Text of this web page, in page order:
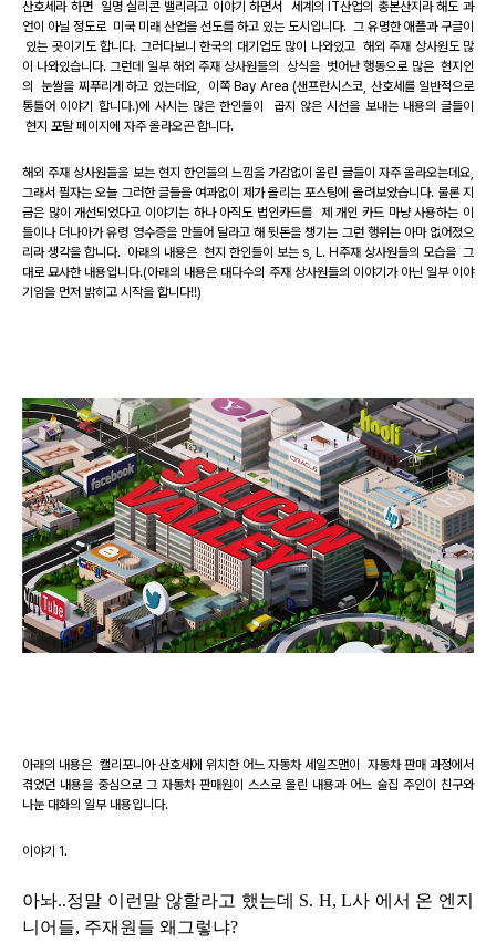
산호세라 하면 일명 실리콘 밸리라고 이야기 하면서 세계의 IT산업의 총본산지라 해도 과
언이 아닐 정도로 미국 미래 산업을 선도를 하고 있는 도시입니다. 그 유명한 애플과 구글이
있는 곳이기도 합니다. 그러다보니 한국의 대기업도 많이 나와있고 해외 주재 상사원도 많
이 나와있습니다. 그런데 일부 해외 주재 상사원들의 상식을 벗어난 행동으로 많은 현지인
의 눈쌀을 찌푸리게 하고 있는데요, 이쪽 Bay Area (샌프란시스코, 산호세를 일반적으로
통틀어 이야기 합니다.)에 사시는 많은 한인들이 곱지 않은 시선을 보내는 내용의 글들이
현지 포탈 페이지에 자주 올라오곤 합니다.
해외 주재 상사원들을 보는 현지 한인들의 느낌을 가감없이 올린 글들이 자주 올라오는데요,
그래서 필자는 오늘 그러한 글들을 여과없이 제가 올리는 포스팅에 올려보았습니다. 물론 지
금은 많이 개선되었다고 이야기는 하나 아직도 법인카드를 제 개인 카드 마냥 사용하는 이
들이나 더나아가 유령 영수증을 만들어 달라고 해 뒷돈을 챙기는 그런 행위는 아마 없어졌으
리라 생각을 합니다. 아래의 내용은 현지 한인들이 보는 s, L. H주재 상사원들의 모습을 그
대로 묘사한 내용입니다.(아래의 내용은 대다수의 주재 상사원들의 이야기가 아닌 일부 이야
기임을 먼저 밝히고 시작을 합니다!!)
아래의 내용은 캘리포니아 산호세에 위치한 어느 자동차 세일즈맨이 자동차 판매 과정에서
겪었던 내용을 중심으로 그 자동차 판매원이 스스로 올린 내용과 어느 술집 주인이 친구와
나눈 대화의 일부 내용입니다.
이야기 1.
아놔..정말 이런말 않할라고 했는데 S. H, L사 에서 온 엔지
니어들, 주재원들 왜그렇냐?